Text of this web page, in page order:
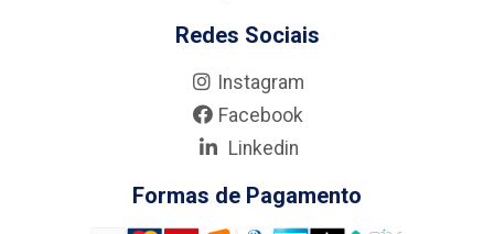
Redes Sociais
Instagram
Facebook
Linkedin
Formas de Pagamento